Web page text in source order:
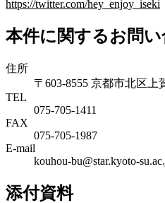
https://twitter.com/hey_enjoy_iseki
本件に関するお問
住所
〒603-8555 京都市北区上
TEL
075-705-1411
FAX
075-705-1987
E-mail
kouhou-bu@star.kyoto-
添付資料